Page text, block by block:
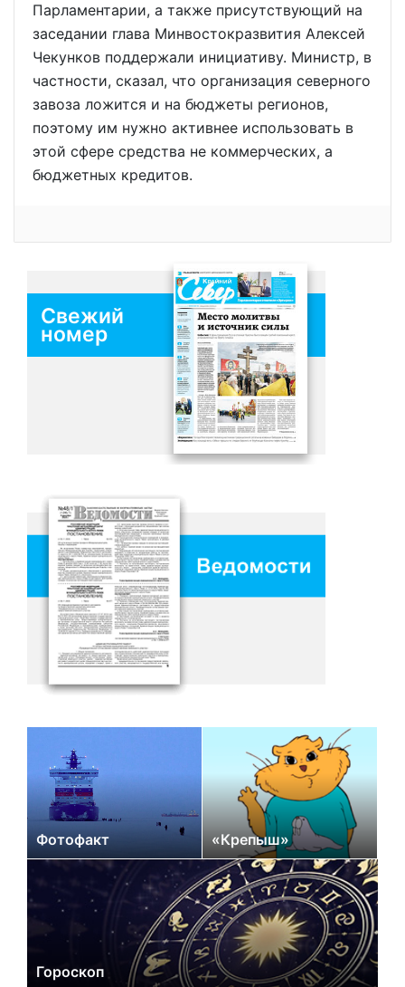
Парламентарии, а также присутствующий на
заседании глава Минвостокразвития Алексей
Чекунков поддержали инициативу. Министр, в
частности, сказал, что организация северного
завоза ложится и на бюджеты регионов,
поэтому им нужно активнее использовать в
этой сфере средства не коммерческих, а
бюджетных кредитов.
Свежий
номер
Фотофакт «Крепыш»
Гороскоп